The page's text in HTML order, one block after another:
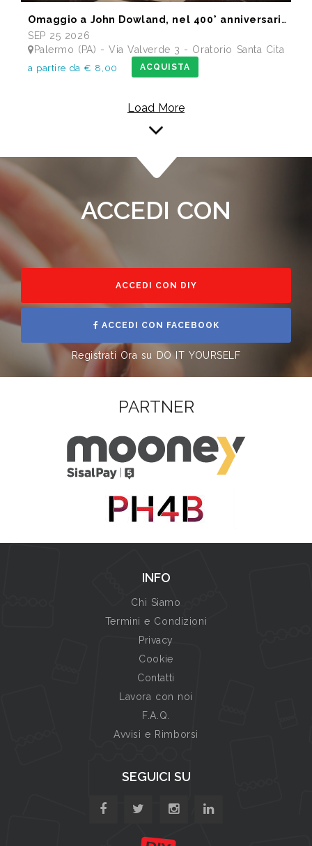
Omaggio a John Dowland, nel 400° anniversario della morte
SEP 25 2026
Palermo (PA) - Via Valverde 3 - Oratorio Santa Cita
a partire da € 8,00 ACQUISTA
Load More
ACCEDI CON
ACCEDI CON DIY
ACCEDI CON FACEBOOK
Registrati Ora su DO IT YOURSELF
PARTNER
INFO
Chi Siamo
Termini e Condizioni
Privacy
Cookie
Contatti
Lavora con noi
F.A.Q.
Avvisi e Rimborsi
SEGUICI SU